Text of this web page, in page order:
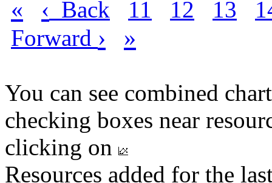
« ‹ Back 11 12 13
Forward › »
You can see combined
checking boxes near
clicking on
Resources added for the